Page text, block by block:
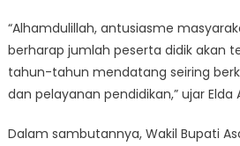
“Alhamdulillah, antusiasme
berharap jumlah peserta didik akan
tahun-tahun mendatang seiring
dan pelayanan pendidikan,” ujar Elda
Dalam sambutannya, Wakil Bupati